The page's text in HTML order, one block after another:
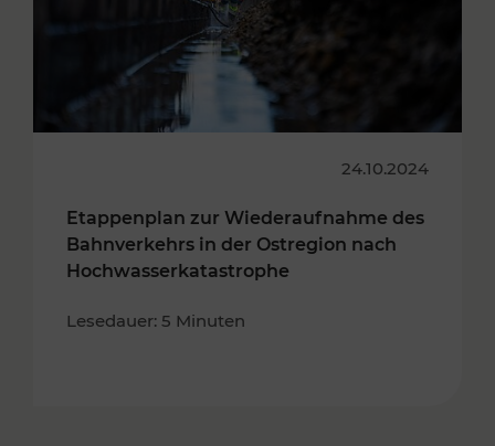
24.10.2024
Etappenplan zur Wiederaufnahme des
Bahnverkehrs in der Ostregion nach
Hochwasserkatastrophe
Lesedauer: 5 Minuten